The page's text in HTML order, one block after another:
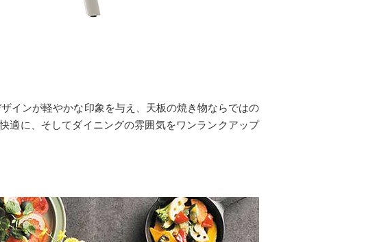
インが軽やかな印象を与え、天板の焼き物ならではの
適に、そしてダイニングの雰囲気をワンランクアップ